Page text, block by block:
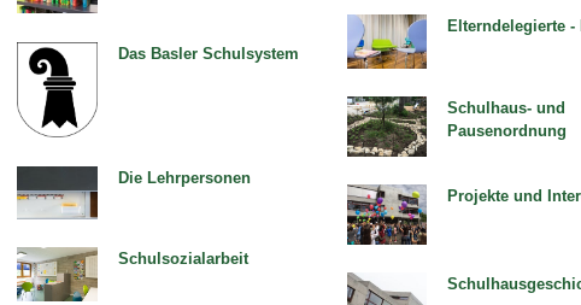
Das Basler Schulsystem
Die Lehrpersonen
Schulsozialarbeit
Elterndelegierte -
Schulhaus- und
Pausenordnung
Projekte und